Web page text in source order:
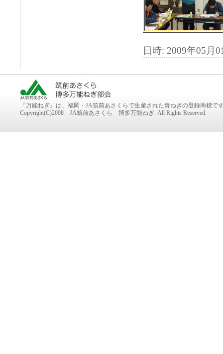
日時: 2009年05月
『万能ねぎ』は、福岡・JA筑前あさくらで生産された青ねぎの登録商標で
Copyright(C)2008 JA筑前あさくら 博多万能ねぎ. All Rights Reserved.